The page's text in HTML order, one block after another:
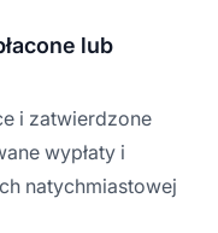
lub
i zatwierdzone
wypłaty i
natychmiastowej